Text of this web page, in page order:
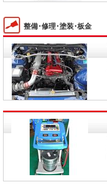
整備･修理･塗装･板金